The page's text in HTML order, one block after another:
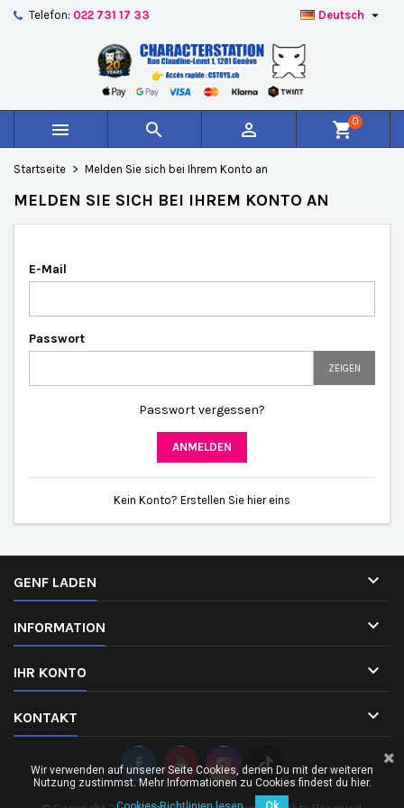
Telefon: 022 731 17 33 Deutsch 
   shopping_cart0
Startseite Melden Sie sich bei Ihrem Konto an
MELDEN SIE SICH BEI IHREM KONTO AN
E-Mail
Passwort
ZEIGEN
Passwort vergessen?
ANMELDEN
Kein Konto? Erstellen Sie hier eins
GENF LADEN 
INFORMATION 
IHR KONTO 
KONTAKT 
Create new list
((confirmMessage))
((cancelText)) ((modalDeleteText))
Name der Wunschliste
Abbrechen Wunschliste erstellen
Sie müssen angemeldet sein, um Artikel Ihrer
Wunschliste hinzufügen zu können.
Wir verwenden auf unserer Seite Cookies, denen Du mit der weiteren
Nutzung zustimmst. Mehr Informationen zu Cookies findest du hier.